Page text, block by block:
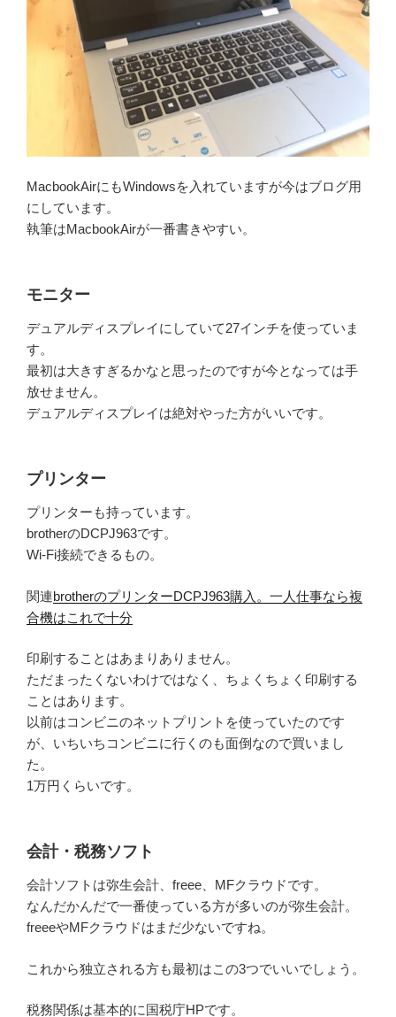
MacbookAirにもWindowsを入れていますが今はブログ用
にしています。
執筆はMacbookAirが一番書きやすい。
モニター
デュアルディスプレイにしていて27インチを使っていま
す。
最初は大きすぎるかなと思ったのですが今となっては手
放せません。
デュアルディスプレイは絶対やった方がいいです。
プリンター
プリンターも持っています。
brotherのDCPJ963です。
Wi-Fi接続できるもの。
関連brotherのプリンターDCPJ963購入。一人仕事なら複
合機はこれで十分
印刷することはあまりありません。
ただまったくないわけではなく、ちょくちょく印刷する
ことはあります。
以前はコンビニのネットプリントを使っていたのです
が、いちいちコンビニに行くのも面倒なので買いまし
た。
1万円くらいです。
会計・税務ソフト
会計ソフトは弥生会計、freee、MFクラウドです。
なんだかんだで一番使っている方が多いのが弥生会計。
freeeやMFクラウドはまだ少ないですね。
これから独立される方も最初はこの3つでいいでしょう。
税務関係は基本的に国税庁HPです。